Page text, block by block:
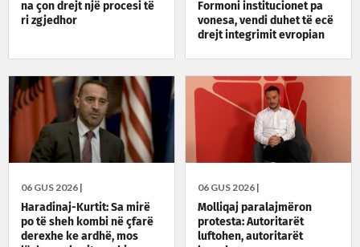
na çon drejt një procesi të
ri zgjedhor
Formoni institucionet pa
vonesa, vendi duhet të ecë
drejt integrimit evropian
06 GUS 2026 |
Haradinaj-Kurtit: Sa mirë
po të sheh kombi në çfarë
derexhe ke ardhë, mos
06 GUS 2026 |
Molliqaj paralajmëron
protesta: Autoritarët
luftohen, autoritarët